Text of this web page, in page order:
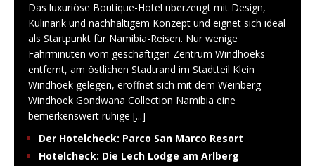
Das luxuriöse Boutique-Hotel überzeugt mit Design,
Kulinarik und nachhaltigem Konzept und eignet sich ideal
als Startpunkt für Namibia-Reisen. Nur wenige
Fahrminuten vom geschäftigen Zentrum Windhoeks
entfernt, am östlichen Stadtrand im Stadtteil Klein
Windhoek gelegen, eröffnet sich mit dem Weinberg
Windhoek Gondwana Collection Namibia eine
bemerkenswert ruhige [...]
Der Hotelcheck: Parco San Marco Resort
Hotelcheck: Die Lech Lodge am Arlberg